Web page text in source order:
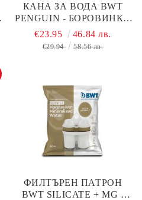
КАНА ЗА ВОДА BWT
PЕNGUIN - БОРОВИНКА
- КОД В702
€23.95 46.84 лв.
€29.94 58.56 лв.
ФИЛТЪРЕН ПАТРОН
BWT SILICATE + MG -